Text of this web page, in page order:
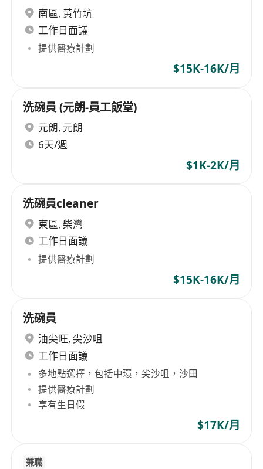
南區, 黃竹坑
工作日面議
提供醫療計劃
$15K-16K/月
洗碗員 (元朗-員工飯堂)
元朗, 元朗
6天/週
$1K-2K/月
洗碗員cleaner
東區, 柴灣
工作日面議
提供醫療計劃
$15K-16K/月
洗碗員
油尖旺, 尖沙咀
工作日面議
多地點選擇，包括中環，尖沙咀，沙田
提供醫療計劃
享有生日假
$17K/月
兼職